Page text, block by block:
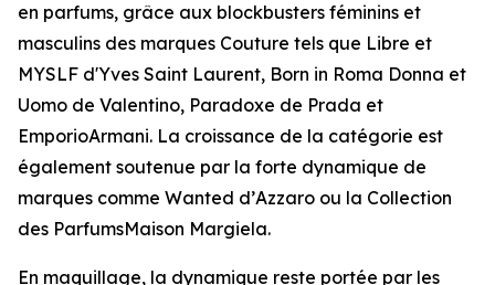
en parfums, grâce aux blockbusters féminins et
masculins des marques Couture tels que Libre et
MYSLF d'Yves Saint Laurent, Born in Roma Donna et
Uomo de Valentino, Paradoxe de Prada et
EmporioArmani. La croissance de la catégorie est
également soutenue par la forte dynamique de
marques comme Wanted d’Azzaro ou la Collection
des ParfumsMaison Margiela.
En maquillage, la dynamique reste portée par les